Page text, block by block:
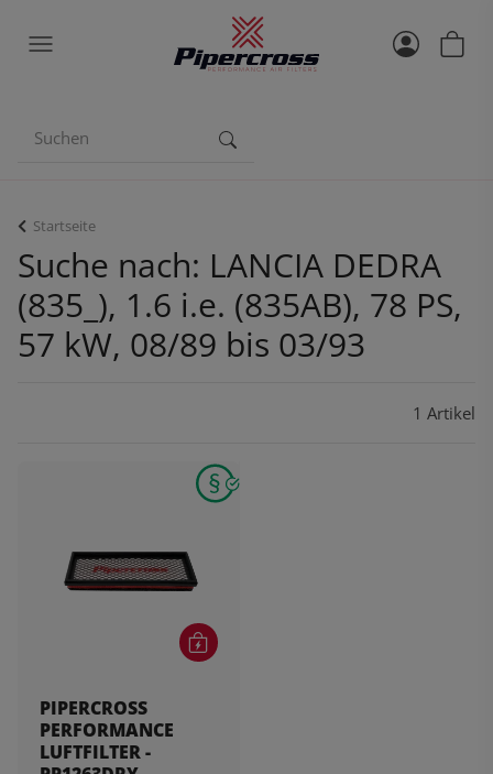
Startseite
Suche nach: LANCIA DEDRA
(835_), 1.6 i.e. (835AB), 78 PS,
57 kW, 08/89 bis 03/93
1 Artikel
PIPERCROSS
PERFORMANCE
LUFTFILTER -